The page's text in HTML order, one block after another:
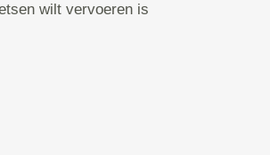
wilt vervoeren is